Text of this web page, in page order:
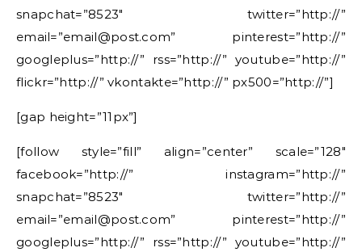
snapchat=”8523″ twitter=”http://”
email=”email@post.com” pinterest=”http://”
googleplus=”http://” rss=”http://” youtube=”http://”
flickr=”http://” vkontakte=”http://” px500=”http://”]
[gap height=”11px”]
[follow style=”fill” align=”center” scale=”128″
facebook=”http://” instagram=”http://”
snapchat=”8523″ twitter=”http://”
email=”email@post.com” pinterest=”http://”
googleplus=”http://” rss=”http://” youtube=”http://”